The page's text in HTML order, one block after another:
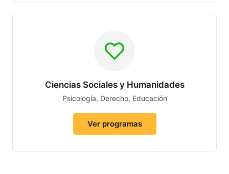
Ciencias Sociales y Humanidades
Psicología, Derecho, Educación
Ver programas